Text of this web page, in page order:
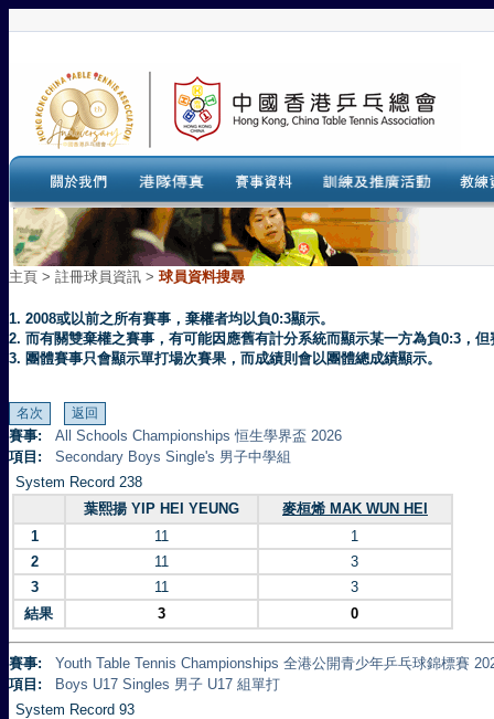
主頁 > 註冊球員資訊 > 球員資料搜尋
1. 2008或以前之所有賽事，棄權者均以負0:3顯示。
2. 而有關雙棄權之賽事，有可能因應舊有計分系統而顯示某一方為負0:3，
3. 團體賽事只會顯示單打場次賽果，而成績則會以團體總成績顯示。
賽事:
All Schools Championships 恒生學界盃 2026
項目:
Secondary Boys Single's 男子中學組
System Record 238
葉熙揚 YIP HEI YEUNG
麥桓烯 MAK WUN HEI
1
11
1
2
11
3
3
11
3
結果
3 0
賽事:
Youth Table Tennis Championships 全港公開青少年乒乓球錦標賽
項目:
Boys U17 Singles 男子 U17 組單打
System Record 93